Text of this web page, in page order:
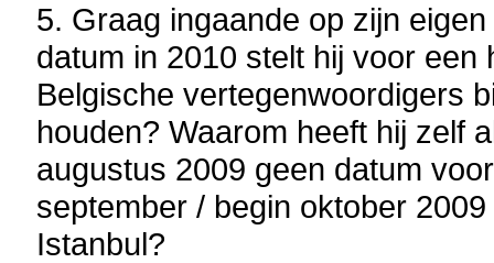
5. Graag ingaande op zijn
datum in 2010 stelt hij voor
Belgische vertegenwoordigers
houden? Waarom heeft hij zelf
augustus 2009 geen datum
september / begin oktober
Istanbul?